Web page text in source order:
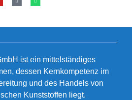
ist ein mittelständiges
dessen Kernkompetenz im
und des Handels von
Kunststoffen liegt.